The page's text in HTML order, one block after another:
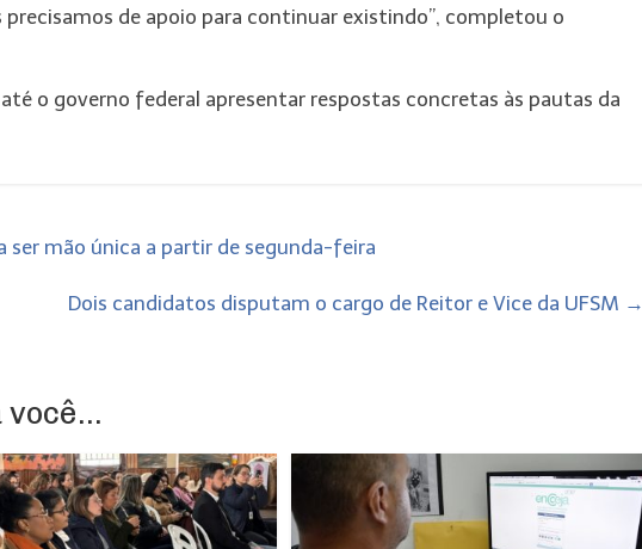
de apoio para continuar existindo”, completou o
o governo federal apresentar respostas concretas às pautas da
ser mão única a partir de segunda-feira
Dois candidatos disputam o cargo de Reitor e Vice da UFSM →